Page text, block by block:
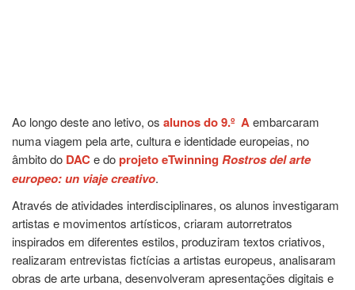
Ao longo deste ano letivo, os alunos do 9.º Aembarcaram
numa viagem pela arte, cultura e identidade europeias, no
âmbito do DACe doprojeto eTwinning Rostros del arte
europeo: un viaje creativo.
Através de atividades interdisciplinares, os alunos investigaram
artistas e movimentos artísticos, criaram autorretratos
inspirados em diferentes estilos, produziram textos criativos,
realizaram entrevistas fictícias a artistas europeus, analisaram
obras de arte urbana, desenvolveram apresentações digitais e